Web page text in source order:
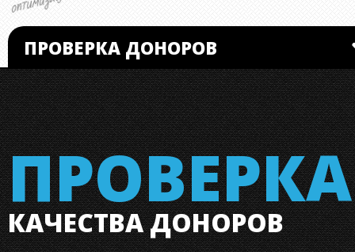
ПРОВЕРКА ДОНОРОВ
ПРОВЕРКА
КАЧЕСТВА ДОНОРОВ